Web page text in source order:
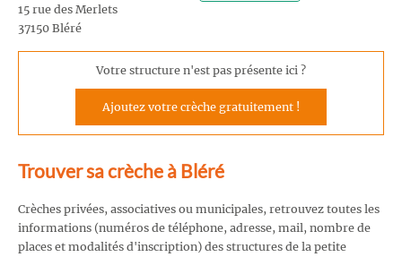
15 rue des Merlets
37150 Bléré
Votre structure n'est pas présente ici ?
Ajoutez votre crèche gratuitement !
Trouver sa crèche à Bléré
Crèches privées, associatives ou municipales, retrouvez toutes les
informations (numéros de téléphone, adresse, mail, nombre de
places et modalités d'inscription) des structures de la petite